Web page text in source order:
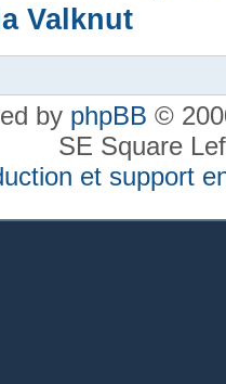
Valknut
by phpBB ©
SE Square
et support